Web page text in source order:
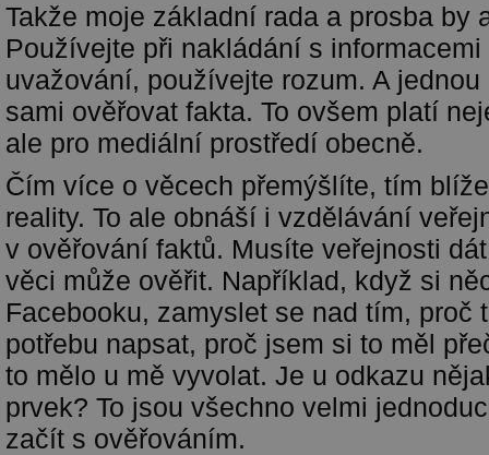
Takže moje základní rada a prosba by
Používejte při nakládání s
uvažování, používejte rozum. A
sami ověřovat fakta. To ovšem platí
ale pro mediální prostředí obecně.
Čím více o věcech přemýšlíte, tím
reality. To ale obnáší i vzdělávání
v ověřování faktů. Musíte veřejnosti
věci může ověřit. Například, když si
Facebooku, zamyslet se nad tím, proč
potřebu napsat, proč jsem si to měl
to mělo u mě vyvolat. Je u odkazu
prvek? To jsou všechno velmi
začít s ověřováním.